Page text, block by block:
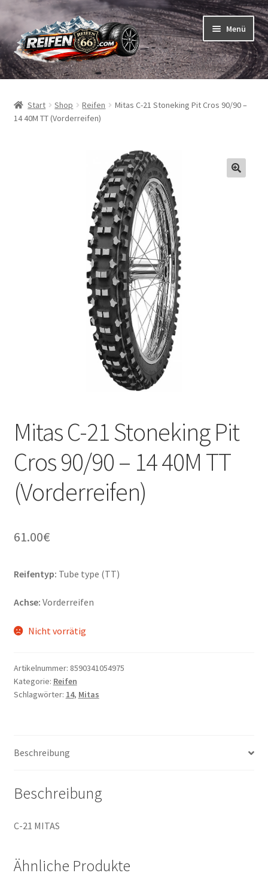
Zur
Navigation
springen
Zum
Inhalt
springen
Menü
Reifen
Schläuche
Start Shop Reifen
Mitas C-21 Stoneking Pit Cros 90/90 –
14 40M TT (Vorderreifen)
Mitas C-21 Stoneking Pit
Cros 90/90 – 14 40M TT
(Vorderreifen)
61.00€
Reifentyp: Tube type (TT)
Achse: Vorderreifen
Nicht vorrätig
Artikelnummer: 8590341054975
Kategorie: Reifen
Schlagwörter: 14, Mitas
Beschreibung
Beschreibung
C-21 MITAS
Ähnliche Produkte